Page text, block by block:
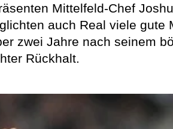
Mittelfeld-Chef
auch Real viele
zwei Jahre nach seinem
Rückhalt.